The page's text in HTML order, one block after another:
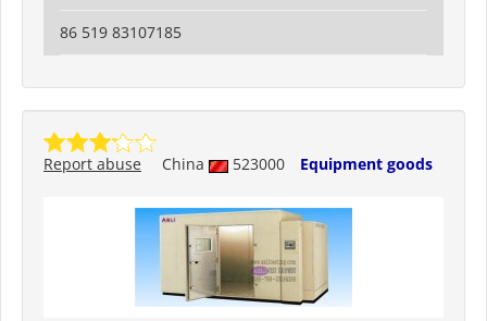
86 519 83107185
China 523000 Equipment goods
Report abuse